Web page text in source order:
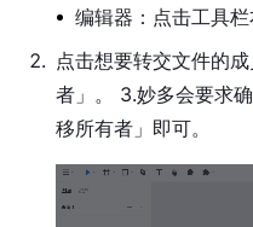
计
统
原
功
能
编辑器：点击工具栏
2. 点击想要转交文件的
者」。 3.妙多会要求
移所有者」即可。